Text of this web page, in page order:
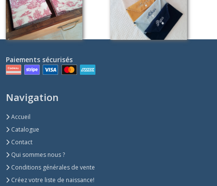
Paiements sécurisés
Navigation
Accueil
Catalogue
Contact
Qui sommes nous ?
Conditions générales de vente
Créez votre liste de naissance!